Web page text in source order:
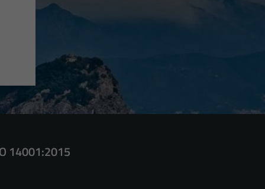
14001:2015